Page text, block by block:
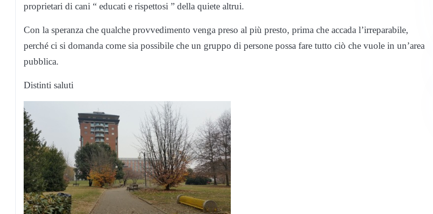
proprietari di cani “ educati e rispettosi ” della quiete altrui.
Con la speranza che qualche provvedimento venga preso al più presto, prima che accada l’irreparabile,
perché ci si domanda come sia possibile che un gruppo di persone possa fare tutto ciò che vuole in un’area
pubblica.
Distinti saluti